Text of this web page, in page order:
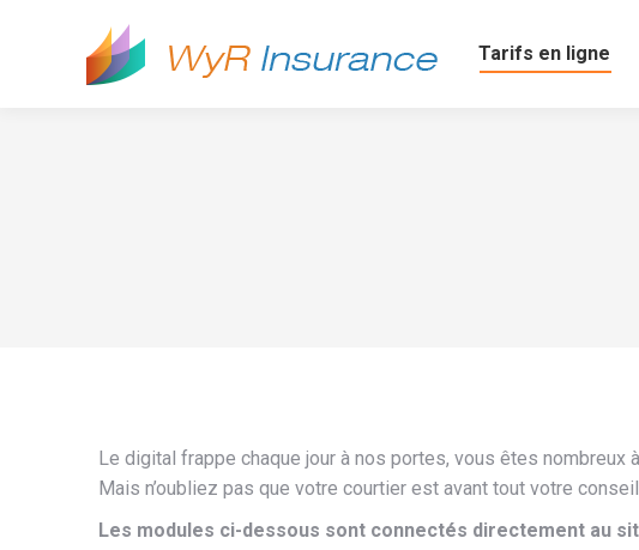
Tarifs en ligne
Le digital frappe chaque jour à nos portes, vous êtes nombreux
Mais n’oubliez pas que votre courtier est avant tout votre
Les modules ci-dessous sont connectés directement au